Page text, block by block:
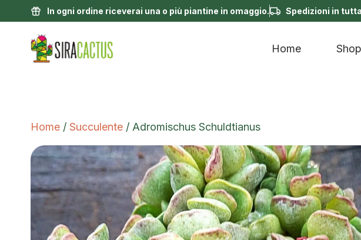
In ogni ordine riceverai una o più piantine in omaggio. Spedizioni in
Home Shop
Home / Succulente / Adromischus Schuldtianus